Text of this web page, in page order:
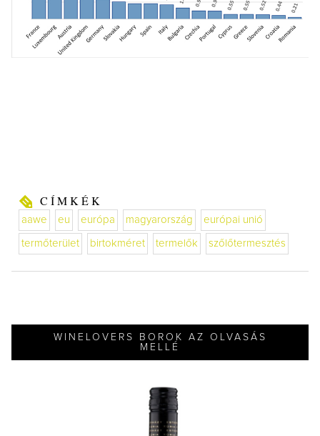
CÍMKÉK
aawe eu európa magyarország európai unió
termőterület birtokméret termelők szőlőtermesztés
WINELOVERS BOROK AZ OLVASÁS
MELLÉ